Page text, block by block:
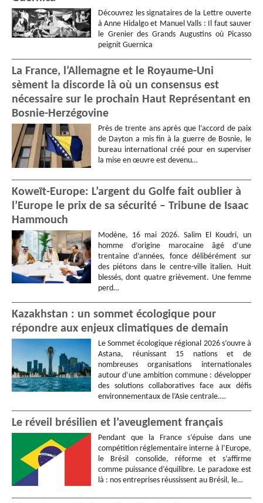
Découvrez les signataires de la Lettre ouverte
à Anne Hidalgo et Manuel Valls : Il faut sauver
le Grenier des Grands Augustins où Picasso
peignit Guernica
La France, l’Allemagne et le Royaume-Uni
sèment la discorde là où un consensus est
nécessaire sur le prochain Haut Représentant en
Bosnie-Herzégovine
Près de trente ans après que l’accord de paix
de Dayton a mis fin à la guerre de Bosnie, le
bureau international créé pour en superviser
la mise en œuvre est devenu…
Koweït-Europe: L’argent du Golfe fait oublier à
l’Europe le prix de sa sécurité – Tribune de Isaac
Hammouch
Modène, 16 mai 2026. Salim El Koudri, un
homme d’origine marocaine âgé d’une
trentaine d’années, fonce délibérément sur
des piétons dans le centre-ville italien. Huit
blessés, dont quatre grièvement. Une femme
perd…
Kazakhstan : un sommet écologique pour
répondre aux enjeux climatiques de demain
Le Sommet écologique régional 2026 s’ouvre à
Astana, réunissant 15 nations et de
nombreuses organisations internationales
autour d’une ambition commune : développer
des solutions collaboratives face aux défis
environnementaux de l’Asie centrale.…
Le réveil brésilien et l’aveuglement français
Pendant que la France s’épuise dans une
compétition réglementaire interne à l’Europe,
le Brésil consolide, réforme et s’affirme
comme puissance d’équilibre. Le paradoxe est
là : nos entreprises réussissent au Brésil, le…